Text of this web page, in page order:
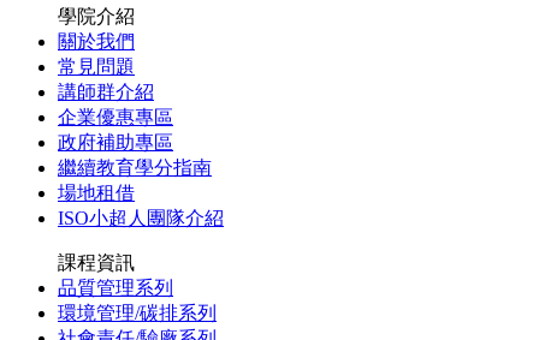
學院介紹
關於我們
常見問題
講師群介紹
企業優惠專區
政府補助專區
繼續教育學分指南
場地租借
ISO小超人團隊介紹
課程資訊
品質管理系列
環境管理/碳排系列